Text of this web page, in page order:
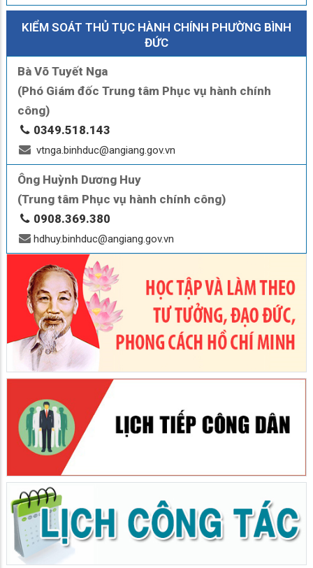
KIỂM SOÁT THỦ TỤC HÀNH CHÍNH PHƯỜNG BÌNH
ĐỨC
Bà Võ Tuyết Nga
(Phó Giám đốc Trung tâm Phục vụ hành chính
công)
0349.518.143
vtnga.binhduc@angiang.gov.vn
Ông Huỳnh Dương Huy
(Trung tâm Phục vụ hành chính công)
0908.369.380
hdhuy.binhduc@angiang.gov.vn